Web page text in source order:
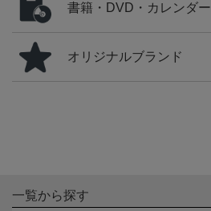
書籍・DVD・カレンダー
オリジナルブランド
一覧から探す